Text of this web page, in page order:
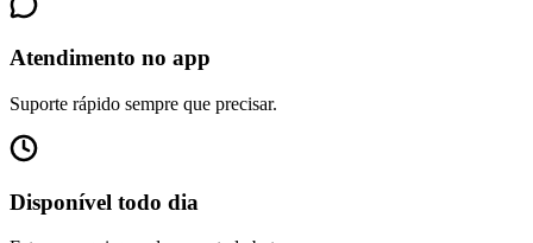
Atendimento no app
Suporte rápido sempre que precisar.
Disponível todo dia